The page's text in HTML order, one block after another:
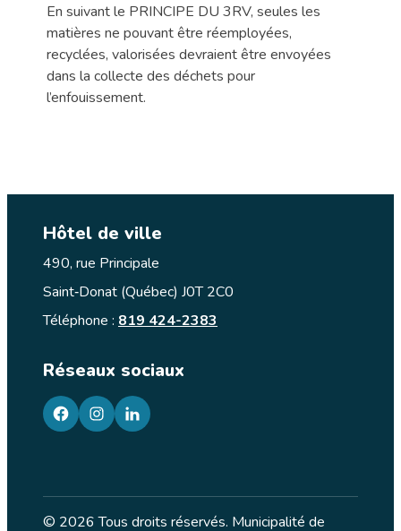
En suivant le PRINCIPE DU 3RV, seules les
matières ne pouvant être réemployées,
recyclées, valorisées devraient être envoyées
dans la collecte des déchets pour
l’enfouissement.
Hôtel de ville
490, rue Principale
Saint‑Donat (Québec) J0T 2C0
Téléphone : 819 424-2383
Réseaux sociaux
facebookgoogleplusgoogleplus
© 2026 Tous droits réservés. Municipalité de